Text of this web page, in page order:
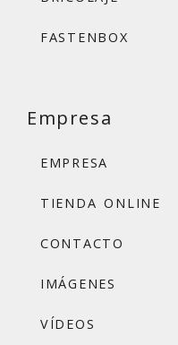
FASTENBOX
Empresa
EMPRESA
TIENDA ONLINE
CONTACTO
IMÁGENES
VÍDEOS